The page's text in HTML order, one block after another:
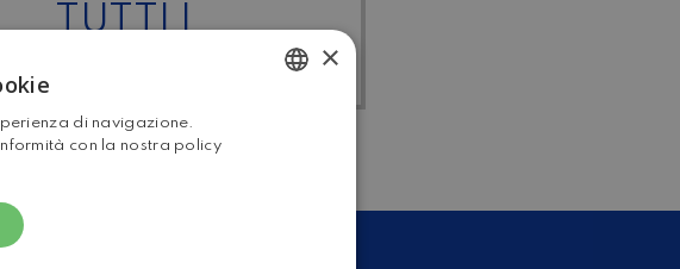
TUTTI I
×
di navigazione.
con la nostra policy